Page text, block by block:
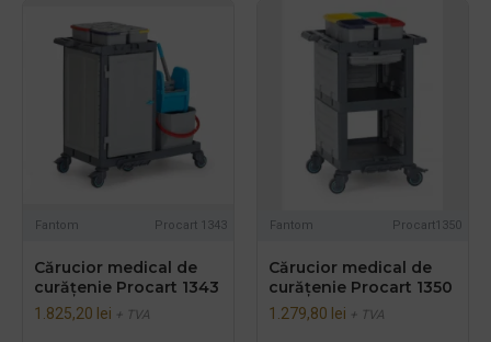
Fantom Procart 1343
Cărucior medical de
curățenie Procart 1343
1.825,20 lei + TVA
Fantom Procart1350
Cărucior medical de
curățenie Procart 1350
1.279,80 lei + TVA